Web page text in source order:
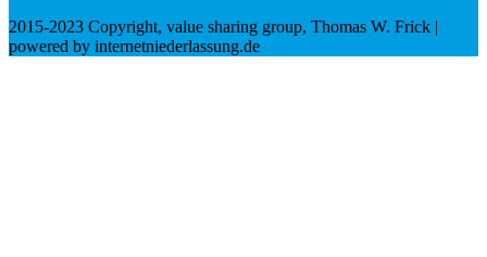
2015-2023 Copyright, value sharing group, Thomas W. Frick |
powered by internetniederlassung.de